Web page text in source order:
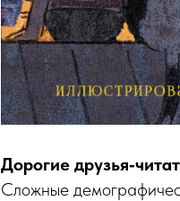
Дорогие
Сложные